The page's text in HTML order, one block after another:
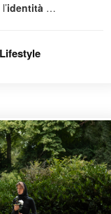
identità …
Lifestyle